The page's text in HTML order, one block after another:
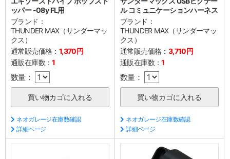
ッパー -08y FL用
ブランド：
THUNDER MAX（サンダーマッ
クス）
通常販売価格： 1,370円
通販在庫数：1
数量：
ネオガレージ在庫数確認
詳細ページ
ル コミュニケーションハーネス
ブランド：
THUNDER MAX（サンダーマッ
クス）
通常販売価格： 3,710円
通販在庫数：1
数量：
ネオガレージ在庫数確認
詳細ページ